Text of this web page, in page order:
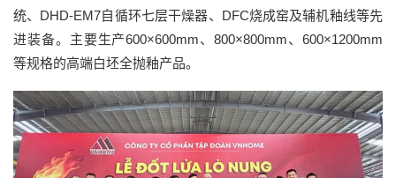
统、DHD-EM7自循环七层干燥器、DFC烧成窑及辅机釉线等先
进装备。主要生产600×600mm、800×800mm、600×1200mm
等规格的高端白坯全抛釉产品。